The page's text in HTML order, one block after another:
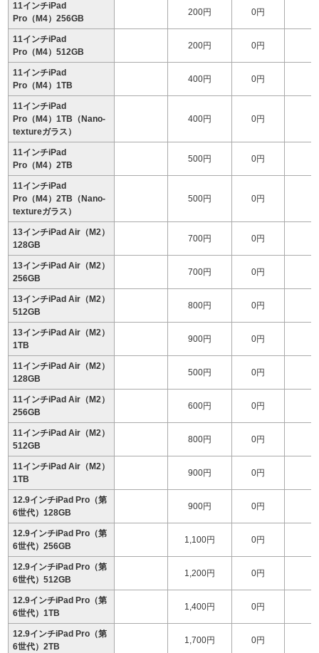
11インチiPad
Pro（M4）256GB
200円 0円
11インチiPad
Pro（M4）512GB
200円 0円
11インチiPad
Pro（M4）1TB
400円 0円
11インチiPad
Pro（M4）1TB（Nano-
textureガラス）
400円 0円
11インチiPad
Pro（M4）2TB
500円 0円
11インチiPad
Pro（M4）2TB（Nano-
textureガラス）
500円 0円
13インチiPad Air（M2）
128GB
700円 0円
13インチiPad Air（M2）
256GB
700円 0円
13インチiPad Air（M2）
512GB
800円 0円
13インチiPad Air（M2）
1TB
900円 0円
11インチiPad Air（M2）
128GB
500円 0円
11インチiPad Air（M2）
256GB
600円 0円
11インチiPad Air（M2）
512GB
800円 0円
11インチiPad Air（M2）
1TB
900円 0円
12.9インチiPad Pro（第
6世代）128GB
900円 0円
12.9インチiPad Pro（第
6世代）256GB
1,100円 0円
12.9インチiPad Pro（第
6世代）512GB
1,200円 0円
12.9インチiPad Pro（第
6世代）1TB
1,400円 0円
12.9インチiPad Pro（第
6世代）2TB
1,700円 0円